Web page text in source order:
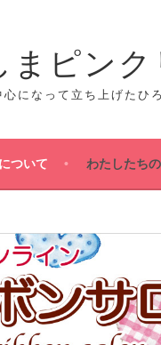
まピン
になって立ち上げたひ
ついて わたしたち